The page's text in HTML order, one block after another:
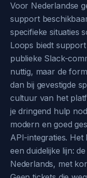
Voor Nederlandse
support
specifieke situaties
Loops biedt
publieke Slack-
nuttig, maar de
dan bij gevestigde
cultuur van het
je dringend hulp
modern en goed
API-integraties.
een duidelijke lijn:
Nederlands, met